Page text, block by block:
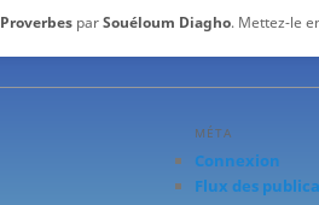
Proverbes parSouéloum Diagho. Mettez-le
MÉTA
Connexion
Flux des